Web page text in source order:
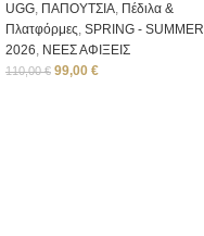
UGG, ΠΑΠΟΥΤΣΙΑ, Πέδιλα &
Πλατφόρμες, SPRING - SUMMER
2026, ΝΕΕΣ ΑΦΙΞΕΙΣ
110,00€ 99,00 €